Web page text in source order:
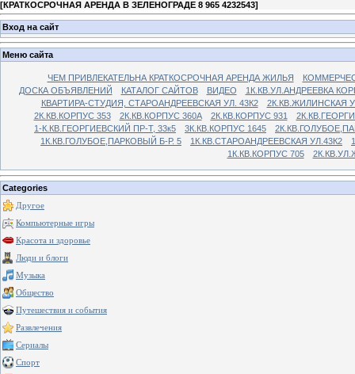
[КРАТКОСРОЧНАЯ АРЕНДА В ЗЕЛЕНОГРАДЕ 8 965 4232543]
Вход на сайт
Меню сайта
ЧЕМ ПРИВЛЕКАТЕЛЬНА КРАТКОСРОЧНАЯ АРЕНДА ЖИЛЬЯ
ДОСКА ОБЪЯВЛЕНИЙ
КАТАЛОГ САЙТОВ ВИДЕО
1К.КВ.УЛ.АНДРЕЕВКА
КВАРТИРА-СТУДИЯ, СТАРОАНДРЕЕВСКАЯ УЛ. 43К2
2К.КВ.ЖИЛИНСКАЯ
2К.КВ.КОРПУС 353
2К.КВ.КОРПУС 360А 2К.КВ.КОРПУС 931
1-К.КВ.ГЕОРГИЕВСКИЙ ПР-Т, 33к5
3К.КВ.КОРПУС 1645
1К.КВ.ГОЛУБОЕ,ПАРКОВЫЙ Б-Р. 5
1К.КВ.СТАРОАНДРЕЕВСКАЯ УЛ.43К2
1К.КВ.КОРПУС 705
Categories
Другое
Компьютерные игры
Красота и здоровье
Люди и блоги
Музыка
Общество
Путешествия и события
Развлечения
Сериалы
Спорт